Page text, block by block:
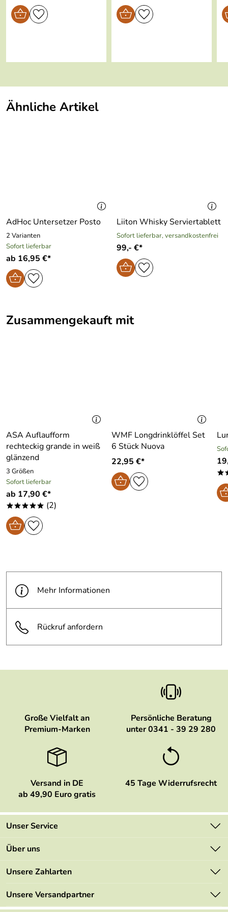
Geeignet für
Mikrowelle:
Geeignet für
nein
Ähnliche Artikel
AdHoc Untersetzer Posto
2 Varianten
Sofort lieferbar
ab 16,95 €*
Liiton Whisky Serviertablett
Sofort lieferbar, versandkostenfrei
99,- €*
Zusammengekauft mit
ASA Auflaufform
rechteckig grande in weiß
glänzend
3 Größen
Sofort lieferbar
ab 17,90 €*
***** (2)
WMF Longdrinklöffel Set
6 Stück Nuova
22,95 €*
Mehr Informationen
Rückruf anfordern
Große Vielfalt an
Premium-Marken
Persönliche Beratung
unter 0341 - 39 29 280
Versand in DE
ab 49,90 Euro gratis
45 Tage Widerrufsrecht
Unser Service
Kontakt
Mehrwertsteuerfrei
Retourenportal
Über uns
Marken
Angebote
Unsere Zahlarten
Unsere Versandpartner